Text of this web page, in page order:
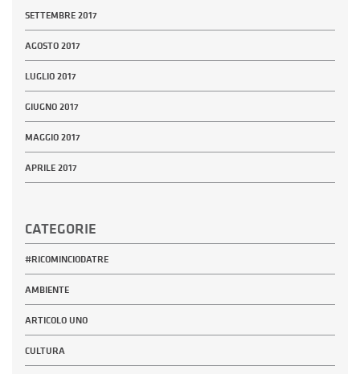
SETTEMBRE 2017
AGOSTO 2017
LUGLIO 2017
GIUGNO 2017
MAGGIO 2017
APRILE 2017
CATEGORIE
#RICOMINCIODATRE
AMBIENTE
ARTICOLO UNO
CULTURA